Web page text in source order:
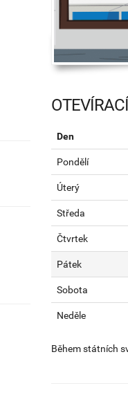
Den
Pondělí
Úterý
Středa
Čtvrtek
Pátek
Sobota
Neděle
Během státních